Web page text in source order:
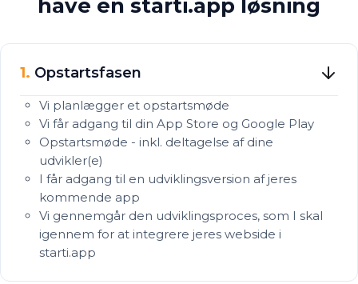
have en starti.app løsning
1. Opstartsfasen
Vi planlægger et opstartsmøde
Vi får adgang til din App Store og Google Play
Opstartsmøde - inkl. deltagelse af dine
udvikler(e)
I får adgang til en udviklingsversion af jeres
kommende app
Vi gennemgår den udviklingsproces, som I skal
igennem for at integrere jeres webside i
starti.app